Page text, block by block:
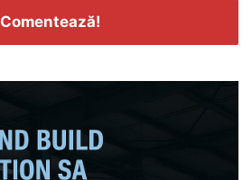
Comentează!